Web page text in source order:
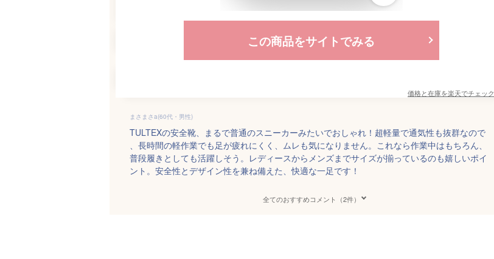
この商品をサイトでみる
価格と在庫を楽天でチェック
まさまさa(60代・男性)
TULTEXの安全靴、まるで普通のスニーカーみたいでおしゃれ！超軽量で通気性も抜群なので
、長時間の軽作業でも足が疲れにくく、ムレも気になりません。これなら作業中はもちろん、
普段履きとしても活躍しそう。レディースからメンズまでサイズが揃っているのも嬉しいポイ
ント。安全性とデザイン性を兼ね備えた、快適な一足です！
全てのおすすめコメント（2件）